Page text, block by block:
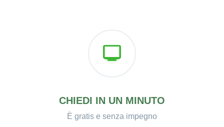
CHIEDI IN UN MINUTO
È gratis e senza impegno